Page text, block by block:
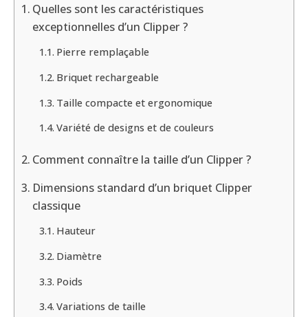
Quelles sont les caractéristiques
exceptionnelles d’un Clipper ?
Pierre remplaçable
Briquet rechargeable
Taille compacte et ergonomique
Variété de designs et de couleurs
Comment connaître la taille d’un Clipper ?
Dimensions standard d’un briquet Clipper
classique
Hauteur
Diamètre
Poids
Variations de taille